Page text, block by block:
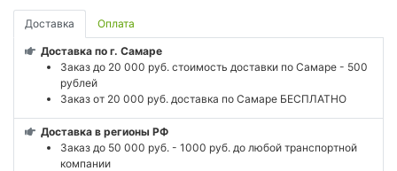
Доставка Оплата
Доставка по г. Самаре
Заказ до 20 000 руб. стоимость доставки по Самаре - 500
рублей
Заказ от 20 000 руб. доставка по Самаре БЕСПЛАТНО
Доставка в регионы РФ
Заказ до 50 000 руб. - 1000 руб. до любой транспортной
компании